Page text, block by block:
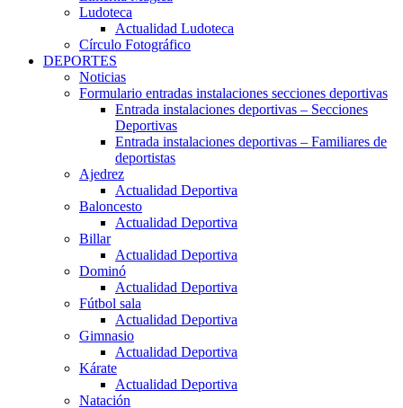
Ludoteca
Actualidad Ludoteca
Círculo Fotográfico
DEPORTES
Noticias
Formulario entradas instalaciones secciones deportivas
Entrada instalaciones deportivas – Secciones
Deportivas
Entrada instalaciones deportivas – Familiares de
deportistas
Ajedrez
Actualidad Deportiva
Baloncesto
Actualidad Deportiva
Billar
Actualidad Deportiva
Dominó
Actualidad Deportiva
Fútbol sala
Actualidad Deportiva
Gimnasio
Actualidad Deportiva
Kárate
Actualidad Deportiva
Natación